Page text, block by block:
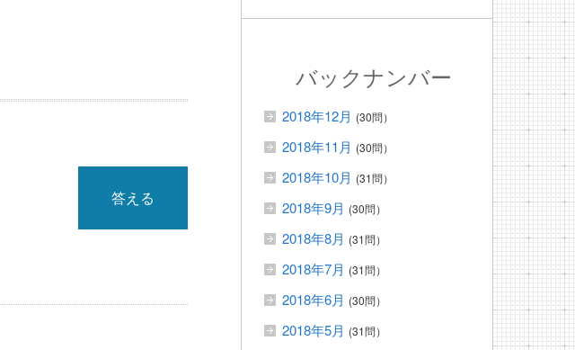
答える
バックナンバー
2018年12月 (30問）
2018年11月 (30問）
2018年10月 (31問）
2018年9月 (30問）
2018年8月 (31問）
2018年7月 (31問）
2018年6月 (30問）
2018年5月 (31問）